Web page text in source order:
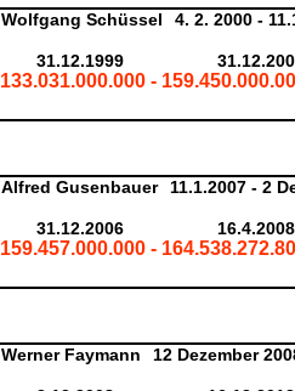
Wolfgang Schüssel 4. 2. 2000 -
31.12.1999
133.031.000.000 -
Alfred Gusenbauer 11.1.2007 - 2
31.12.2006 16.4.2008
159.457.000.000 -
Werner Faymann 12 Dezember